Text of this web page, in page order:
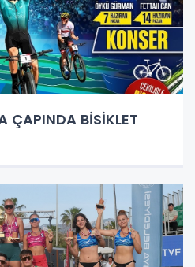
ÇAPINDA BİSİKLET